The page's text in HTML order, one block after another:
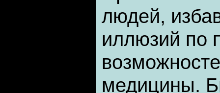
людей,
иллюзий по
медицины.